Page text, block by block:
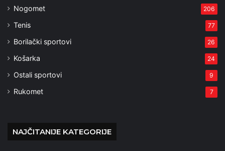
Nogomet 206
Tenis 77
Borilački sportovi 26
Košarka 24
Ostali sportovi 9
Rukomet 7
NAJČITANIJE KATEGORIJE